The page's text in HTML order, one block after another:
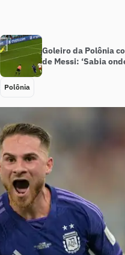
Goleiro da Polônia
de Messi: ‘Sabia
Polônia